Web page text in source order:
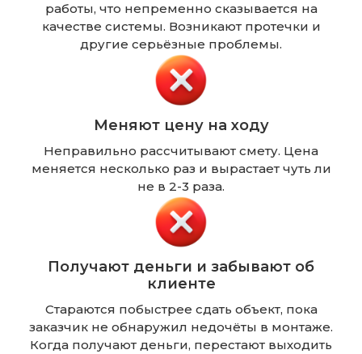
работы, что непременно сказывается на
качестве системы. Возникают протечки и
другие серьёзные проблемы.
Меняют цену на ходу
Неправильно рассчитывают смету. Цена
меняется несколько раз и вырастает чуть ли
не в 2-3 раза.
Получают деньги и забывают об
клиенте
Стараются побыстрее сдать объект, пока
заказчик не обнаружил недочёты в монтаже.
Когда получают деньги, перестают выходить